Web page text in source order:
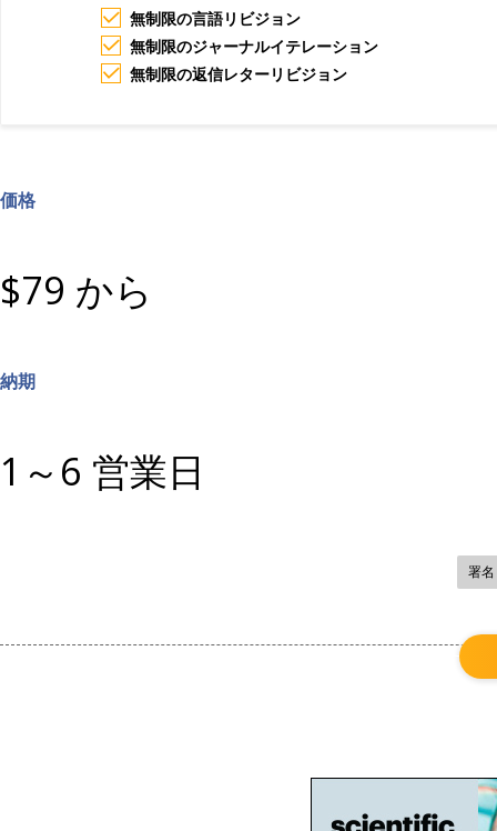
無制限の言語リビジョン
無制限のジャーナルイテレーション
無制限の返信レターリビジョン
価格
$79 から
納期
1～6 営業日
署